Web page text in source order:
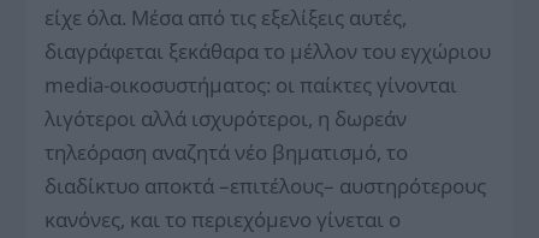
είχε όλα. Μέσα από τις εξελίξεις αυτές,
διαγράφεται ξεκάθαρα το μέλλον του εγχώριου
media-οικοσυστήματος: οι παίκτες γίνονται
λιγότεροι αλλά ισχυρότεροι, η δωρεάν
τηλεόραση αναζητά νέο βηματισμό, το
διαδίκτυο αποκτά –επιτέλους– αυστηρότερους
κανόνες, και το περιεχόμενο γίνεται ο